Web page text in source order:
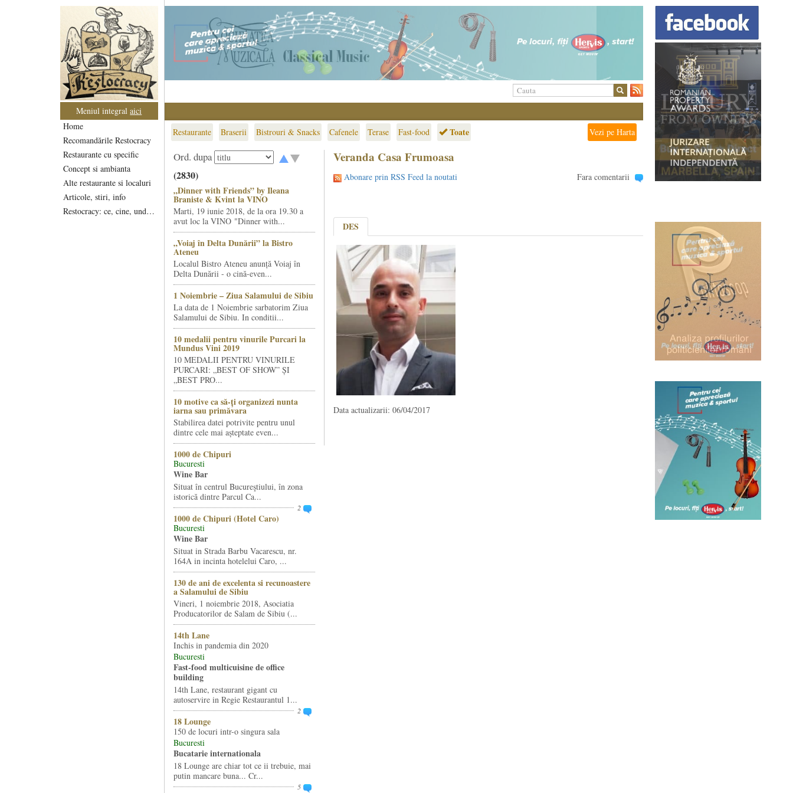
Meniul integralaici
Home
Recomandările Restocracy
Restaurante cu specific
Concept si ambianta
Alte restaurante si localuri
Articole, stiri, info
Restocracy: ce, cine, unde...
Restaurante Braserii Bistrouri & Snacks Cafenele Terase Fast-food Toate Vezi pe Harta
Ord. dupa
(2830)
„Dinner with Friends” by Ileana
Braniste & Kvint la VINO
Marti, 19 iunie 2018, de la ora 19.30 a
avut loc la VINO "Dinner with...
„Voiaj în Delta Dunării” la Bistro
Ateneu
Localul Bistro Ateneu anunță Voiaj în
Delta Dunării - o cină-even...
1 Noiembrie – Ziua Salamului de Sibiu
La data de 1 Noiembrie sarbatorim Ziua
Salamului de Sibiu. In conditii...
10 medalii pentru vinurile Purcari la
Mundus Vini 2019
10 MEDALII PENTRU VINURILE
PURCARI: „BEST OF SHOW” ȘI
„BEST PRO...
10 motive ca să-ți organizezi nunta
iarna sau primăvara
Stabilirea datei potrivite pentru unul
dintre cele mai așteptate even...
1000 de Chipuri
Bucuresti
Wine Bar
Situat în centrul Bucureştiului, în zona
istorică dintre Parcul Ca...
2
1000 de Chipuri (Hotel Caro)
Bucuresti
Wine Bar
Situat in Strada Barbu Vacarescu, nr.
164A in incinta hotelelui Caro, ...
130 de ani de excelenta si recunoastere
a Salamului de Sibiu
Vineri, 1 noiembrie 2018, Asociatia
Producatorilor de Salam de Sibiu (...
14th Lane
Inchis in pandemia din 2020
Bucuresti
Fast-food multicuisine de office
building
14th Lane, restaurant gigant cu
autoservire in Regie Restaurantul 1...
2
18 Lounge
150 de locuri intr-o singura sala
Bucuresti
Bucatarie internationala
18 Lounge are chiar tot ce ii trebuie, mai
putin mancare buna... Cr...
5
Veranda Casa Frumoasa
Abonare prin RSS Feed la noutati Fara comentarii
DES
Data actualizarii: 06/04/2017